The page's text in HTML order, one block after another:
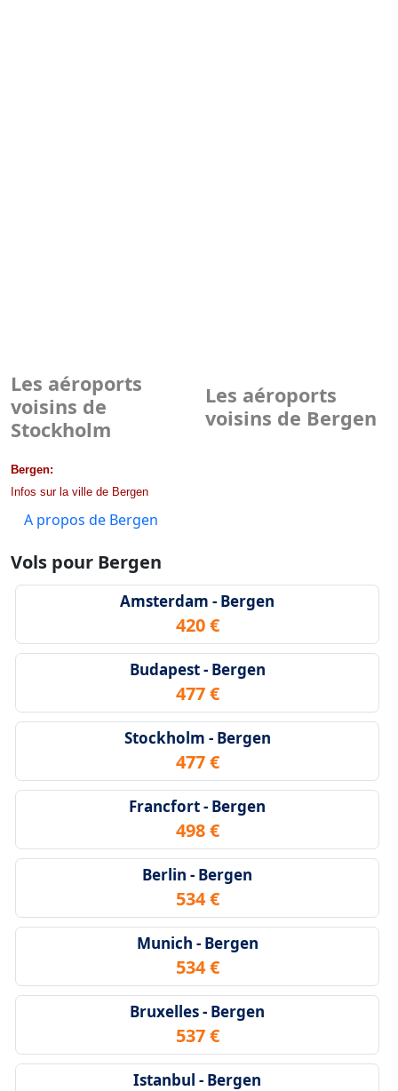
Les aéroports
voisins de
Stockholm
Les aéroports
voisins de Bergen
Bergen:
Infos sur la ville de Bergen
A propos de Bergen
Vols pour Bergen
Amsterdam - Bergen
420 €
Budapest - Bergen
477 €
Stockholm - Bergen
477 €
Francfort - Bergen
498 €
Berlin - Bergen
534 €
Munich - Bergen
534 €
Bruxelles - Bergen
537 €
Istanbul - Bergen